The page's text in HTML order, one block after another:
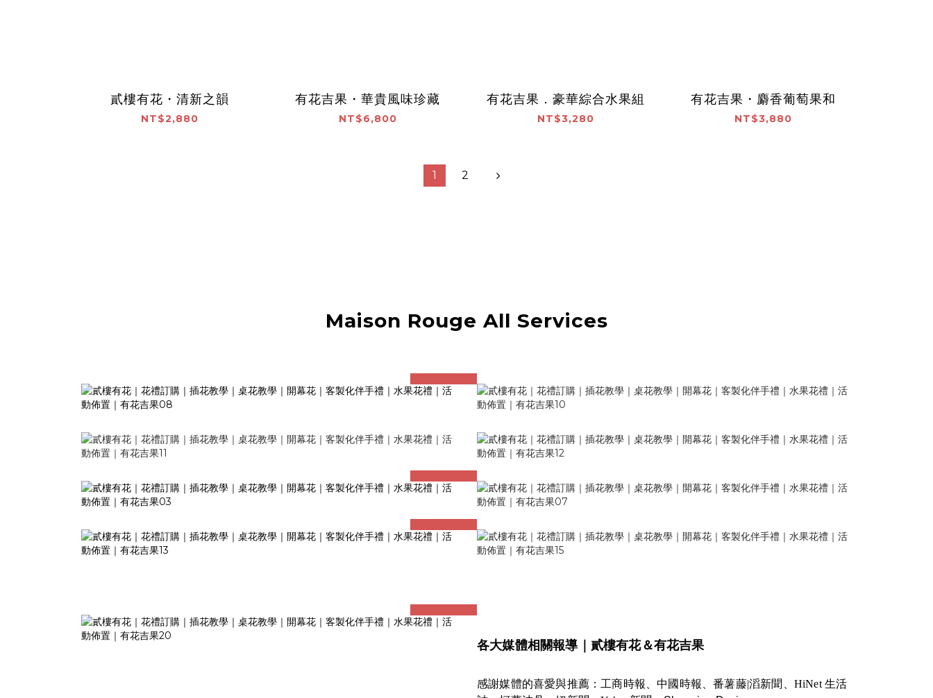
貳樓有花・清新之韻
NT$2,880
有花吉果・華貴風味珍藏
NT$6,800
有花吉果．豪華綜合水果組
NT$3,280
有花吉果・麝香葡萄果和
NT$3,880
1 2
Maison Rouge All Services
prev next
prev next
prev next
各大媒體相關報導｜貳樓有花＆有花吉果
感謝媒體的喜愛與推薦：工商時報、中國時報、番薯藤|滔新聞、HiNet 生活